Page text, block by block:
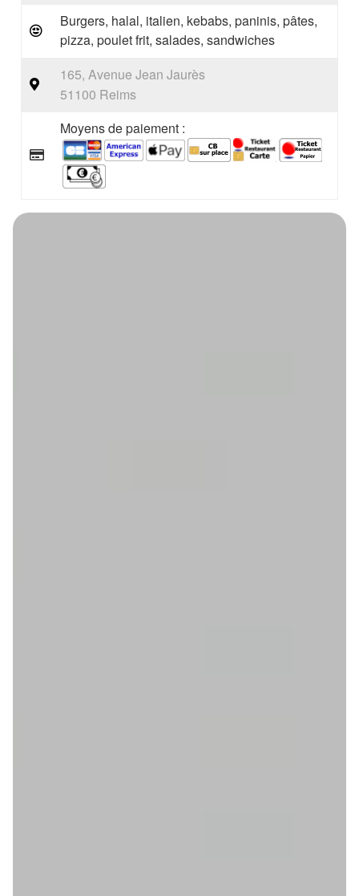
Burgers, halal, italien, kebabs, paninis, pâtes,
pizza, poulet frit, salades, sandwiches
165, Avenue Jean Jaurès
51100 Reims
Moyens de paiement :